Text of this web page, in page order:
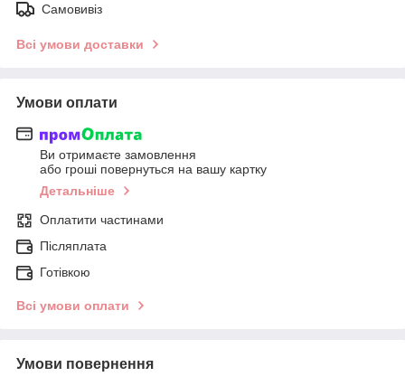
Самовивіз
Всі умови доставки
Умови оплати
Ви отримаєте замовлення
або гроші повернуться на вашу картку
Детальніше
Оплатити частинами
Післяплата
Готівкою
Всі умови оплати
Умови повернення